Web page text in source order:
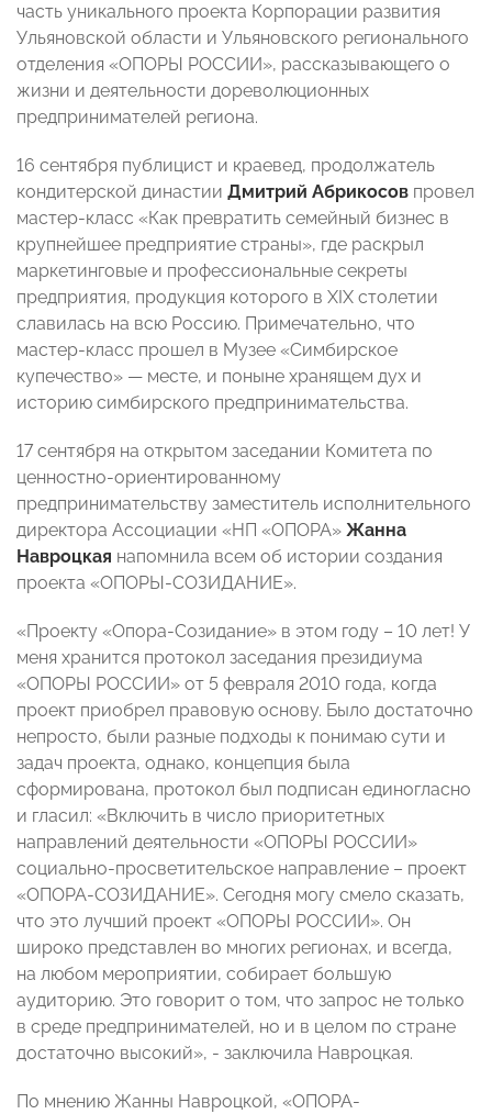
часть уникального проекта Корпорации развития
Ульяновской области и Ульяновского регионального
отделения «ОПОРЫ РОССИИ», рассказывающего о
жизни и деятельности дореволюционных
предпринимателей региона.
16 сентября публицист и краевед, продолжатель
кондитерской династии Дмитрий Абрикосов провел
мастер-класс «Как превратить семейный бизнес в
крупнейшее предприятие страны», где раскрыл
маркетинговые и профессиональные секреты
предприятия, продукция которого в XIX столетии
славилась на всю Россию. Примечательно, что
мастер-класс прошел в Музее «Симбирское
купечество» — месте, и поныне хранящем дух и
историю симбирского предпринимательства.
17 сентября на открытом заседании Комитета по
ценностно-ориентированному
предпринимательству заместитель исполнительного
директора Ассоциации «НП «ОПОРА» Жанна
Навроцкая напомнила всем об истории создания
проекта «ОПОРЫ-СОЗИДАНИЕ».
«Проекту «Опора-Созидание» в этом году – 10 лет! У
меня хранится протокол заседания президиума
«ОПОРЫ РОССИИ» от 5 февраля 2010 года, когда
проект приобрел правовую основу. Было достаточно
непросто, были разные подходы к понимаю сути и
задач проекта, однако, концепция была
сформирована, протокол был подписан единогласно
и гласил: «Включить в число приоритетных
направлений деятельности «ОПОРЫ РОССИИ»
социально-просветительское направление – проект
«ОПОРА-СОЗИДАНИЕ». Сегодня могу смело сказать,
что это лучший проект «ОПОРЫ РОССИИ». Он
широко представлен во многих регионах, и всегда,
на любом мероприятии, собирает большую
аудиторию. Это говорит о том, что запрос не только
в среде предпринимателей, но и в целом по стране
достаточно высокий», - заключила Навроцкая.
По мнению Жанны Навроцкой, «ОПОРА-